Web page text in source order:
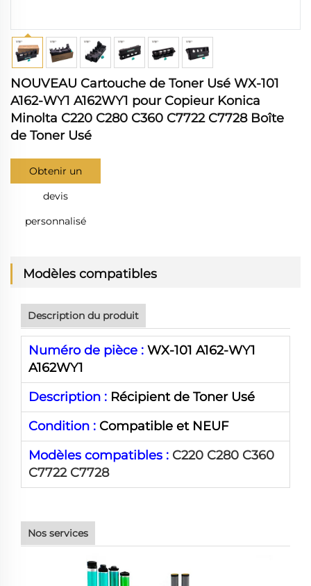
NOUVEAU Cartouche de Toner Usé WX-101
A162-WY1 A162WY1 pour Copieur Konica
Minolta C220 C280 C360 C7722 C7728 Boîte
de Toner Usé
Obtenir un
devis
personnalisé
Modèles compatibles
Description du produit
Numéro de pièce : WX-101 A162-WY1
A162WY1
Description : Récipient de Toner Usé
Condition : Compatible et NEUF
Modèles compatibles : C220 C280 C360
C7722 C7728
Nos services